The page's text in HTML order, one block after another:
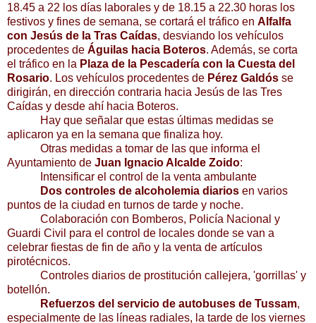
18.45 a 22 los días laborales y de 18.15 a 22.30 horas los
festivos y fines de semana, se cortará el tráfico en Alfalfa
con Jesús de la Tras Caídas, desviando los vehículos
procedentes de Águilas hacia Boteros. Además, se corta
el tráfico en la Plaza de la Pescadería con la Cuesta del
Rosario. Los vehículos procedentes de Pérez Galdós se
dirigirán, en dirección contraria hacia Jesús de las Tres
Caídas y desde ahí hacia Boteros.
Hay que señalar que estas últimas medidas se
aplicaron ya en la semana que finaliza hoy.
Otras medidas a tomar de las que informa el
Ayuntamiento de Juan Ignacio Alcalde Zoido:
Intensificar el control de la venta ambulante
Dos controles de alcoholemia diarios en varios
puntos de la ciudad en turnos de tarde y noche.
Colaboración con Bomberos, Policía Nacional y
Guardi Civil para el control de locales donde se van a
celebrar fiestas de fin de año y la venta de artículos
pirotécnicos.
Controles diarios de prostitución callejera, 'gorrillas' y
botellón.
Refuerzos del servicio de autobuses de Tussam,
especialmente de las líneas radiales, la tarde de los viernes